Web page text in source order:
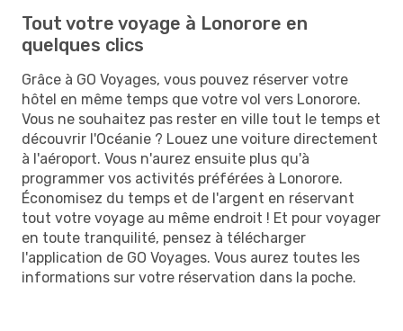
Tout votre voyage à Lonorore en
quelques clics
Grâce à GO Voyages, vous pouvez réserver votre
hôtel en même temps que votre vol vers Lonorore.
Vous ne souhaitez pas rester en ville tout le temps et
découvrir l'Océanie ? Louez une voiture directement
à l'aéroport. Vous n'aurez ensuite plus qu'à
programmer vos activités préférées à Lonorore.
Économisez du temps et de l'argent en réservant
tout votre voyage au même endroit ! Et pour voyager
en toute tranquilité, pensez à télécharger
l'application de GO Voyages. Vous aurez toutes les
informations sur votre réservation dans la poche.